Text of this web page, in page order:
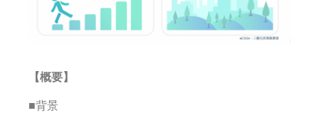
【概要】
■背景